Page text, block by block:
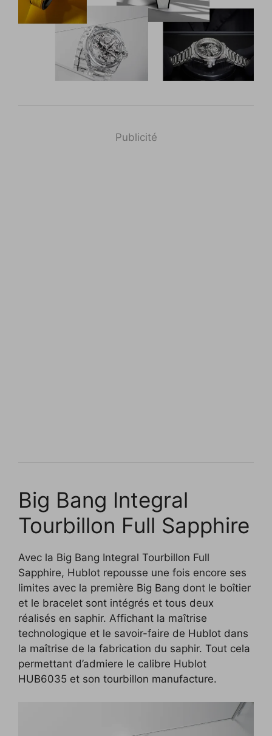
Publicité
Big Bang Integral
Tourbillon Full Sapphire
Avec la Big Bang Integral Tourbillon Full
Sapphire, Hublot repousse une fois encore ses
limites avec la première Big Bang dont le boîtier
et le bracelet sont intégrés et tous deux
réalisés en saphir. Affichant la maîtrise
technologique et le savoir-faire de Hublot dans
la maîtrise de la fabrication du saphir. Tout cela
permettant d’admiere le calibre Hublot
HUB6035 et son tourbillon manufacture.